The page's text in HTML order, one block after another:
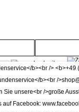
Sichtschutzelemente
WPC / BPC